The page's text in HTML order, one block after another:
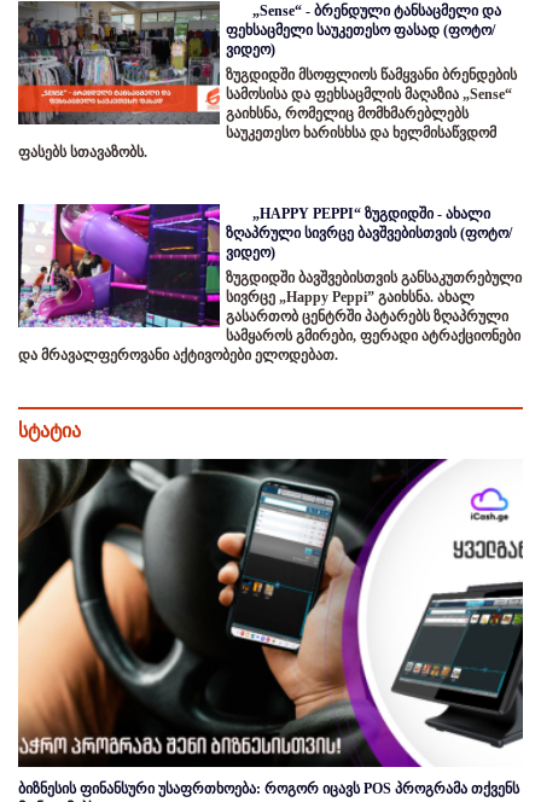
„Sense“ - ბრენდული ტანსაცმელი და
ფეხსაცმელი საუკეთესო ფასად (ფოტო/
ვიდეო)
ზუგდიდში მსოფლიოს წამყვანი ბრენდების
სამოსისა და ფეხსაცმლის მაღაზია „Sense“
გაიხსნა, რომელიც მომხმარებლებს
საუკეთესო ხარისხსა და ხელმისაწვდომ
ფასებს სთავაზობს.
„HAPPY PEPPI“ ზუგდიდში - ახალი
ზღაპრული სივრცე ბავშვებისთვის (ფოტო/
ვიდეო)
ზუგდიდში ბავშვებისთვის განსაკუთრებული
სივრცე „Happy Peppi” გაიხსნა. ახალ
გასართობ ცენტრში პატარებს ზღაპრული
სამყაროს გმირები, ფერადი ატრაქციონები
და მრავალფეროვანი აქტივობები ელოდებათ.
სტატია
ბიზნესის ფინანსური უსაფრთხოება: როგორ იცავს POS პროგრამა თქვენს